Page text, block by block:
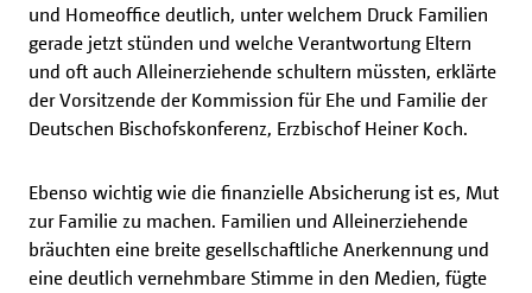
und Homeoffice deutlich, unter welchem Druck Familien
gerade jetzt stünden und welche Verantwortung Eltern
und oft auch Alleinerziehende schultern müssten, erklärte
der Vorsitzende der Kommission für Ehe und Familie der
Deutschen Bischofskonferenz, Erzbischof Heiner Koch.
Ebenso wichtig wie die finanzielle Absicherung ist es, Mut
zur Familie zu machen. Familien und Alleinerziehende
bräuchten eine breite gesellschaftliche Anerkennung und
eine deutlich vernehmbare Stimme in den Medien, fügte